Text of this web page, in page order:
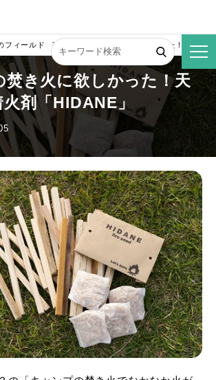
フィールド キャンプの焚き火に欲しかった！天然素
焚き火に欲しかった！天
剤「HIDANE」